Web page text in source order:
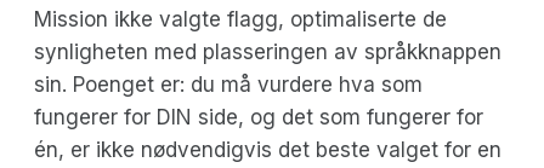
Mission ikke valgte flagg, optimaliserte de
synligheten med plasseringen av språkknappen
sin. Poenget er: du må vurdere hva som
fungerer for DIN side, og det som fungerer for
én, er ikke nødvendigvis det beste valget for en